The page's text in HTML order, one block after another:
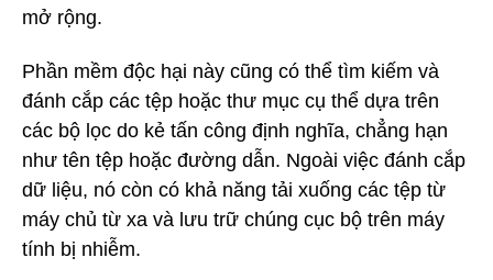
mở rộng.
Phần mềm độc hại này cũng có thể tìm kiếm và
đánh cắp các tệp hoặc thư mục cụ thể dựa trên
các bộ lọc do kẻ tấn công định nghĩa, chẳng hạn
như tên tệp hoặc đường dẫn. Ngoài việc đánh cắp
dữ liệu, nó còn có khả năng tải xuống các tệp từ
máy chủ từ xa và lưu trữ chúng cục bộ trên máy
tính bị nhiễm.